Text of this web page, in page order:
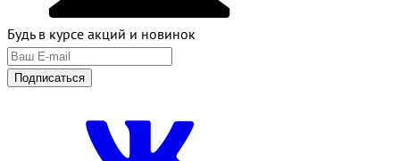
Будь в курсе акций и новинок
Подписаться